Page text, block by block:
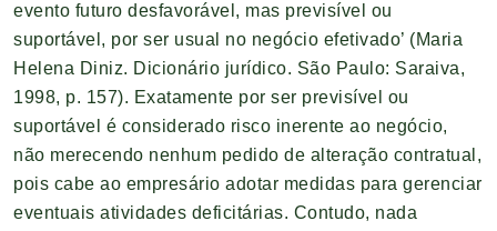
evento futuro desfavorável, mas previsível ou
suportável, por ser usual no negócio efetivado’ (Maria
Helena Diniz. Dicionário jurídico. São Paulo: Saraiva,
1998, p. 157). Exatamente por ser previsível ou
suportável é considerado risco inerente ao negócio,
não merecendo nenhum pedido de alteração contratual,
pois cabe ao empresário adotar medidas para gerenciar
eventuais atividades deficitárias. Contudo, nada